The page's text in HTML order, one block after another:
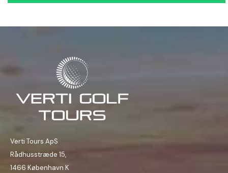
Verti Tours ApS
Rådhusstræde 15,
1466 København K